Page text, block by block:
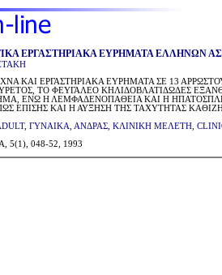
ΕΡΓΑΣΤΗΡΙΑΚΑ ΕΥΡΗΜΑΤΑ ΕΛΛΗΝΩΝ
ΚΑΙ ΕΡΓΑΣΤΗΡΙΑΚΑ ΕΥΡΗΜΑΤΑ ΣΕ 13
ΤΟ ΦΕΥΓΑΛΕΟ ΚΗΛΙΔΟΒΛΑΤΙΔΩΔΕΣ
ΕΝΩ Η ΛΕΜΦΑΔΕΝΟΠΑΘΕΙΑ ΚΑΙ Η
ΕΠΙΣΗΣ ΚΑΙ Η ΑΥΞΗΣΗ ΤΗΣ ΤΑΧΥΤΗΤΑΣ
, ΓΥΝΑΙΚΑ ΑΝΔΡΑΣ ΚΛΙΝΙΚΗ ΜEΛΕΤΗ
048-52, 1993